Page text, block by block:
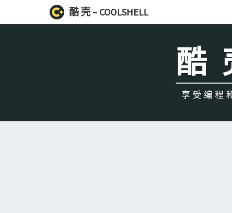
酷 壳 – COOLSHELL
酷
享受编